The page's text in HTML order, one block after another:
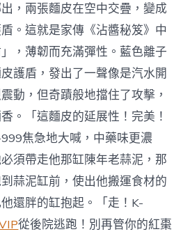
，兩張麵皮在空中交疊，變成
。這就是家傳《沾醬秘笈》中
，薄韌而充滿彈性。藍色離子
護盾，發出了一聲像是汽水開
動，但奇蹟般地擋住了攻擊，
。「這麵皮的延展性！完美！
焦急地大喊，中藥味更濃
須帶走他那缸陳年老蒜泥，那
蒜泥缸前，使出他搬運食材的
還胖的缸抱起。「走！K-
從後院逃跑！別再管你的紅棗